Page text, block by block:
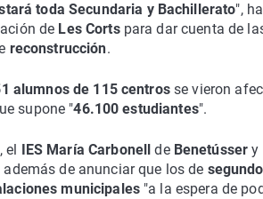
toda Secundaria y Bachillerato",
de Les Corts para dar cuenta de
reconstrucción.
alumnos de 115 centrosse vieron
supone "46.100 estudiantes".
, el IES María Carbonell de Benetússery
además de anunciar que los de
municipales"a la espera de